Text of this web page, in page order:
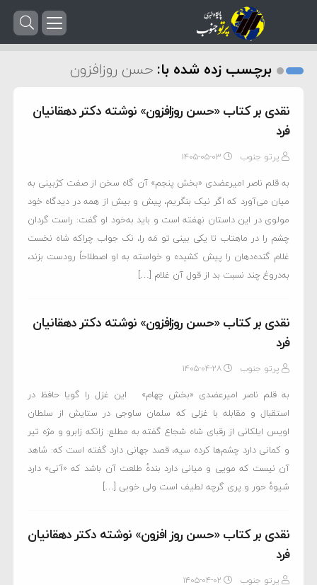
برچسب زده شده با: حسن روزافزون
نقدی بر کتاب «حسن روزافزون» نوشته دکتر دهقانیان
فرد
پرتو جنوب ۱۴۰۵-۰۵-۰۳
به قلم ناصر امیرعضدی «بخش پنجم» آن گاه سخن از صفت کژبینی به
میان می‌آورد که اگر نیک بنگریم، پیش و بیش از همه در دیدگاه خود
مولوی در این داستان نهفته است و باید به‌خود او گفت: راست گردان
چشم را در ماهتاب تا یکی بینی تو مَه را، نک جواب چراکه شاه نخست
غلام گنده‌دهان را پیش کشیده و خواسته به او اصطلاحاً رودست بزند،
به‌دروغ چند نسبت بد از قول آن غلام […]
نقدی بر کتاب «حسن روزافزون» نوشته دکتر دهقانیان
فرد
پرتو جنوب ۱۴۰۵-۰۴-۲۸
به قلم ناصر امیرعضدی «بخش چهام» این غزل را گویا حافظ در
استقبال و مقابله با غزلی که سلمان ساوجی در ستایش از سلطان
اویس ایلکانی از رقبای شاه شجاع گفته به مطلع: زانکه زابرو و مژه تیر
و کمانی دارد چشم‌ها کرده سیه، قصد جهانی دارد گفته است که: شاهد
آن نیست که مویی و میانی دارد بندهٔ طلعت آن باشد که «آنی» دارد
شیوهٔ حور و پری گرچه لطیف است ولی خوبی […]
نقدی بر کتاب «حسن روز افزون» نوشته دکتر دهقانیان
فرد
پرتو جنوب ۱۴۰۵-۰۴-۰۲